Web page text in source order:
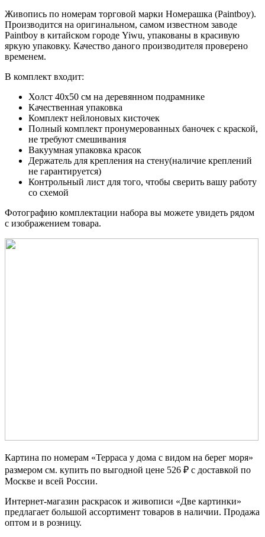
Живопись по номерам торговой марки Номерашка (Paintboy).
Производится на оригинальном, самом известном заводе
Paintboy в китайском городе Yiwu, упакованы в красивую
яркую упаковку. Качество даного производителя проверено
временем.
В комплект входит:
Холст 40x50 см на деревянном подрамнике
Качественная упаковка
Комплект нейлоновых кисточек
Полный комплект пронумерованных баночек с краской,
не требуют смешивания
Вакуумная упаковка красок
Держатель для крепления на стену(наличие креплений
не гарантируется)
Контрольный лист для того, чтобы сверить вашу работу
со схемой
Фотографию комплектации набора вы можете увидеть рядом
с изображением товара.
Картина по номерам «Терраса у дома с видом на берег моря»
размером см. купить по выгодной цене 526 ₽ с доставкой по
Москве и всей России.
Интернет-магазин раскрасок и живописи «Две картинки»
предлагает большой ассортимент товаров в наличии. Продажа
оптом и в розницу.